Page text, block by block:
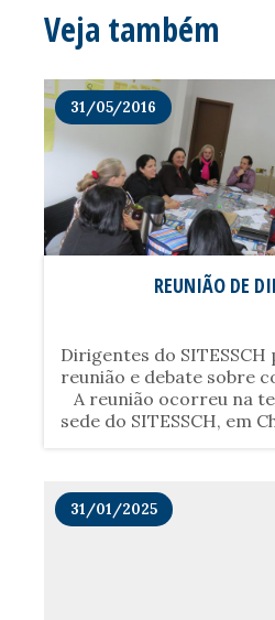
Veja também
31/05/2016
REUNIÃO DE
Dirigentes do
reunião e debate sobre
A reunião ocorreu na
sede do SITESSCH, em
política e econômica do
31/01/2025